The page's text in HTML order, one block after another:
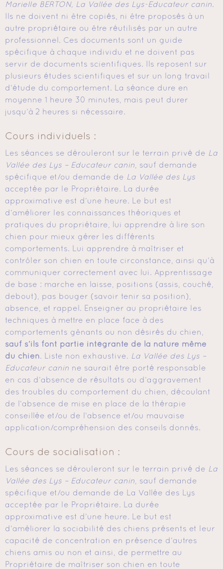
Marielle BERTON, La Vallée des Lys-Educateur canin
Ils ne doivent ni être copiés, ni être proposés à un
autre propriétaire ou être réutilisés par un autre
professionnel. Ces documents sont un guide
spécifique à chaque individu et ne doivent pas
servir de documents scientifiques. Ils reposent sur
plusieurs études scientifiques et sur un long travail
d’étude du comportement. La séance dure en
moyenne 1 heure 30 minutes, mais peut durer
jusqu’à 2 heures si nécessaire.
Cours individuels :
Les séances se dérouleront sur le terrain privé de La
Vallée des Lys – Educateur canin , sauf demande
spécifique et/ou demande de La Vallée des Lys
acceptée par le Propriétaire. La durée
approximative est d’une heure. Le but est
d’améliorer les connaissances théoriques et
pratiques du propriétaire, lui apprendre à lire son
chien pour mieux gérer les différents
comportements. Lui apprendre à maîtriser et
contrôler son chien en toute circonstance, ainsi qu’à
communiquer correctement avec lui. Apprentissage
de base : marche en laisse, positions (assis, couché,
debout), pas bouger (savoir tenir sa position),
absence, et rappel. Enseigner au propriétaire les
techniques à mettre en place face à des
comportements gênants ou non désirés du chien,
sauf s’ils font partie intégrante de la nature même
du chien . Liste non exhaustive.
La Vallée des Lys –
Educateur canin ne saurait être porté responsable
en cas d’absence de résultats ou d’aggravement
des troubles du comportement du chien, découlant
de l’absence de mise en place de la thérapie
conseillée et/ou de l’absence et/ou mauvaise
application/compréhension des conseils donnés.
Cours de socialisation :
Les séances se dérouleront sur le terrain privé de La
Vallée des Lys – Educateur canin , sauf demande
spécifique et/ou demande de La Vallée des Lys
acceptée par le Propriétaire. La durée
approximative est d’une heure. Le but est
d’améliorer la sociabilité des chiens présents et leur
capacité de concentration en présence d’autres
chiens amis ou non et ainsi, de permettre au
Propriétaire de maîtriser son chien en toute